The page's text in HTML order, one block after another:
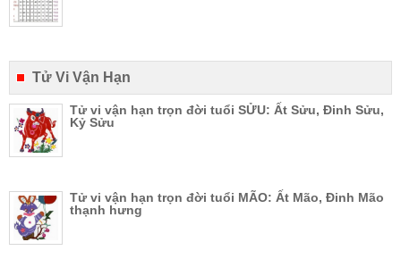
Tử Vi Vận Hạn
Tử vi vận hạn trọn đời tuổi SỬU: Ất Sửu, Đinh Sửu,
Kỷ Sửu
Tử vi vận hạn trọn đời tuổi MÃO: Ất Mão, Đinh Mão
thạnh hưng